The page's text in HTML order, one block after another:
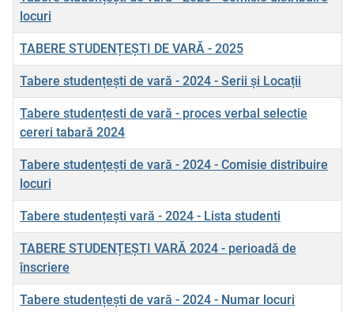
locuri
TABERE STUDENȚEȘTI DE VARĂ - 2025
Tabere studențești de vară - 2024 - Serii și Locații
Tabere studențesti de vară - proces verbal selectie
cereri tabară 2024
Tabere studențești de vară - 2024 - Comisie distribuire
locuri
Tabere studențești vară - 2024 - Lista studenti
TABERE STUDENȚEȘTI VARĂ 2024 - perioadă de
înscriere
Tabere studențești de vară - 2024 - Numar locuri